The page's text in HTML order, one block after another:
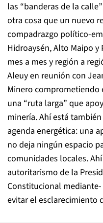
las “banderas de la
otra cosa que un nuevo
compadrazgo político-
Hidroaysén, Alto Maipo
mes a mes y región a
Aleuy en reunión con
Minero comprometiendo
una “ruta larga” que
minería. Ahí está
agenda energética: una
no deja ningún espacio
comunidades locales.
autoritarismo de la
Constitucional
evitar el esclarecimiento